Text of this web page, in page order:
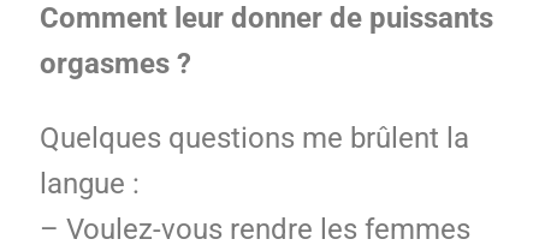
Comment leur donner de puissants
orgasmes ?
Quelques questions me brûlent la
langue :
– Voulez-vous rendre les femmes